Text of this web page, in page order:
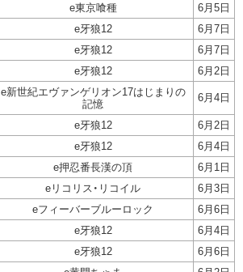
e東京喰種
6月5日
e牙狼12
6月7日
e牙狼12
6月7日
e牙狼12 6月2日
e新世紀エヴァンゲリオン17はじまりの
記憶
6月4日
e牙狼12
6月2日
e牙狼12
6月4日
e押忍番長漢の頂
6月1日
eリコリス・リコイル
6月3日
eフィーバーブルーロック
6月6日
e牙狼12
6月4日
e牙狼12
6月6日